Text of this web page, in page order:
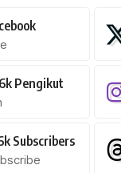
Pengikut
Subscribers